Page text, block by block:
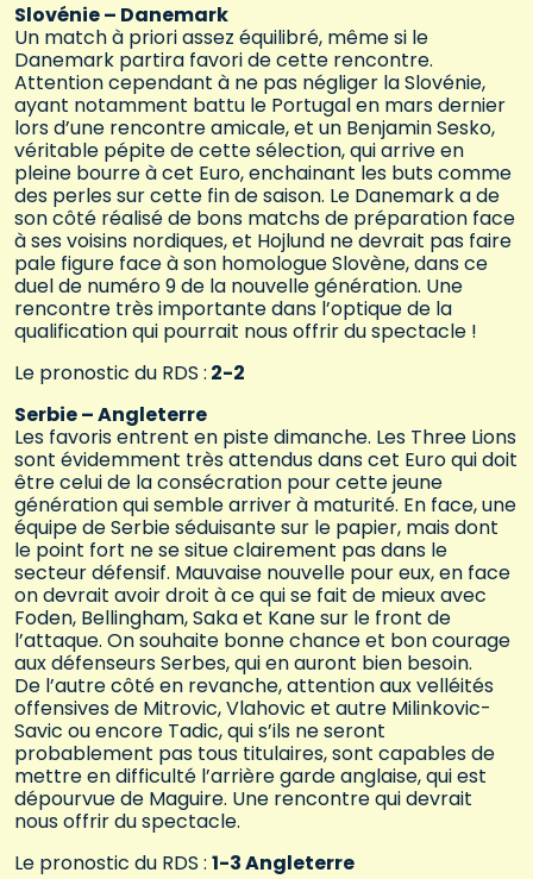
Slovénie – Danemark
Un match à priori assez équilibré, même si le
Danemark partira favori de cette rencontre.
Attention cependant à ne pas négliger la Slovénie,
ayant notamment battu le Portugal en mars dernier
lors d’une rencontre amicale, et un Benjamin Sesko,
véritable pépite de cette sélection, qui arrive en
pleine bourre à cet Euro, enchainant les buts comme
des perles sur cette fin de saison. Le Danemark a de
son côté réalisé de bons matchs de préparation face
à ses voisins nordiques, et Hojlund ne devrait pas faire
pale figure face à son homologue Slovène, dans ce
duel de numéro 9 de la nouvelle génération. Une
rencontre très importante dans l’optique de la
qualification qui pourrait nous offrir du spectacle !
Le pronostic du RDS : 2-2
Serbie – Angleterre
Les favoris entrent en piste dimanche. Les Three Lions
sont évidemment très attendus dans cet Euro qui doit
être celui de la consécration pour cette jeune
génération qui semble arriver à maturité. En face, une
équipe de Serbie séduisante sur le papier, mais dont
le point fort ne se situe clairement pas dans le
secteur défensif. Mauvaise nouvelle pour eux, en face
on devrait avoir droit à ce qui se fait de mieux avec
Foden, Bellingham, Saka et Kane sur le front de
l’attaque. On souhaite bonne chance et bon courage
aux défenseurs Serbes, qui en auront bien besoin.
De l’autre côté en revanche, attention aux velléités
offensives de Mitrovic, Vlahovic et autre Milinkovic-
Savic ou encore Tadic, qui s’ils ne seront
probablement pas tous titulaires, sont capables de
mettre en difficulté l’arrière garde anglaise, qui est
dépourvue de Maguire. Une rencontre qui devrait
nous offrir du spectacle.
Le pronostic du RDS : 1-3 Angleterre